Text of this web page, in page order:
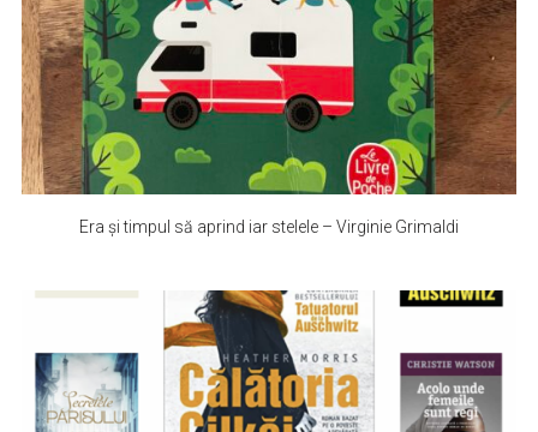
Era și timpul să aprind iar stelele – Virginie Grimaldi